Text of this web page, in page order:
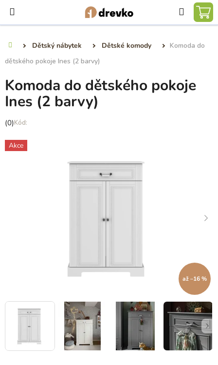
obsah
Hledat
Dětský nábytek Dětské komody
Komoda do
dětského pokoje Ines (2 barvy)
Komoda do dětského pokoje
Ines (2 barvy)
Průměrné
produktu
je
(0)
Akce
až –16 %